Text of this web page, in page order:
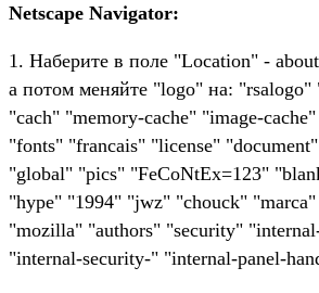
Netscape Navigator:
1. Наберите в поле "Location" -
а потом меняйте "logo" на: "rsalogo"
"cach" "memory-cache" "image-
"fonts" "francais" "license" "document"
"global" "pics" "FeCoNtEx=123"
"hype" "1994" "jwz" "chouck" "marca"
"mozilla" "authors" "security"
"internal-security-" "internal-panel-